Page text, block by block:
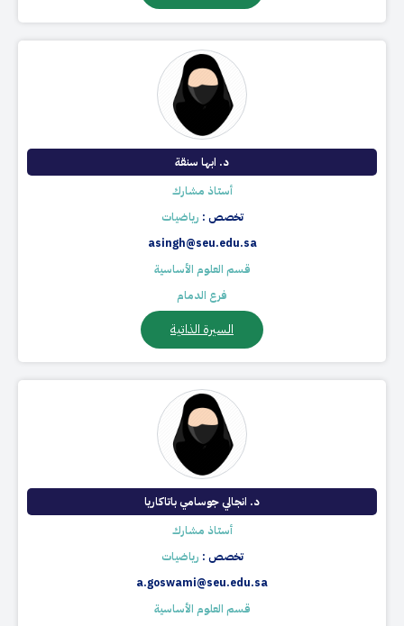
د. ابها سنقة
أستاذ مشارك
تخصص : رياضيات
asingh@seu.edu.sa
قسم العلوم الأساسية
فرع الدمام
السيرة الذاتية
د. انجالي جوسامي باتاكاريا
أستاذ مشارك
تخصص : رياضيات
a.goswami@seu.edu.sa
قسم العلوم الأساسية